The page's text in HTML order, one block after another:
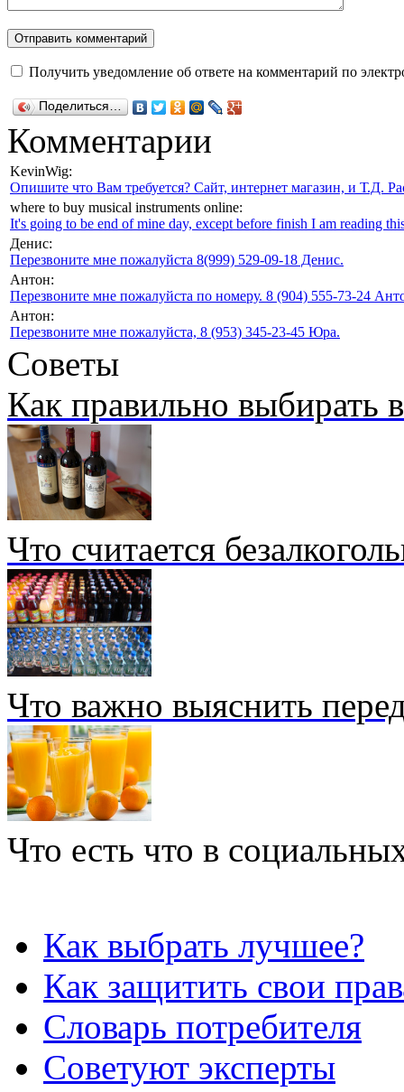
Получить уведомление об ответе на комментарий по
Поделиться…
Комментарии
KevinWig:
Опишите что Вам требуется? Сайт, интернет магазин, и Т.Д.
where to buy musical instruments online:
It's going to be end of mine day, except before finish I am reading
Денис:
Перезвоните мне пожалуйста 8(999) 529-09-18 Денис.
Антон:
Перезвоните мне пожалуйста по номеру. 8 (904) 555-73-24
Антон:
Перезвоните мне пожалуйста, 8 (953) 345-23-45 Юра.
Советы
Как правильно выбирать
Что считается
Что важно выяснить
Что есть что в
Как выбрать лучшее?
Как защитить свои
Словарь потребителя
Советуют эксперты